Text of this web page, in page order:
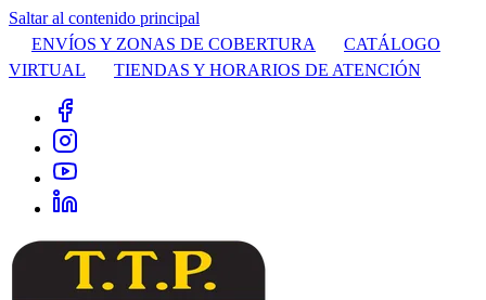
Saltar al contenido principal
ENVÍOS Y ZONAS DE COBERTURA
CATÁLOGO
VIRTUAL
TIENDAS Y HORARIOS DE ATENCIÓN